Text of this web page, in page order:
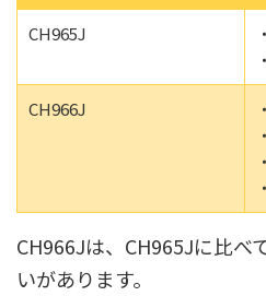
CH965J
CH966J
CH966Jは、CH965Jに比べ
いがあります。